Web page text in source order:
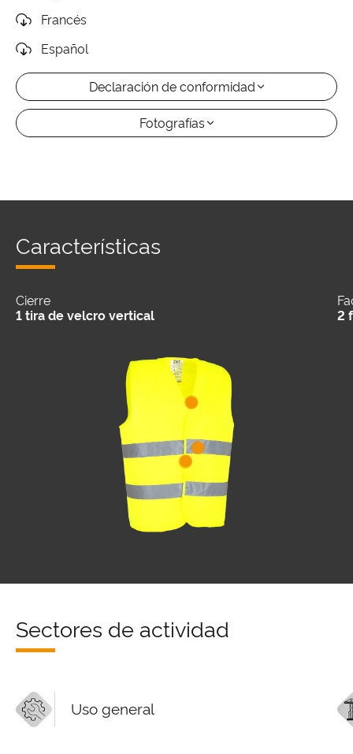
Declaración de conformidad
Fotografías
Francés
Español
Características
Cierre
1 tira de velcro vertical
2
Sectores de actividad
Uso general